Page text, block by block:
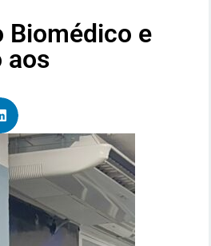
Biomédico e
aos